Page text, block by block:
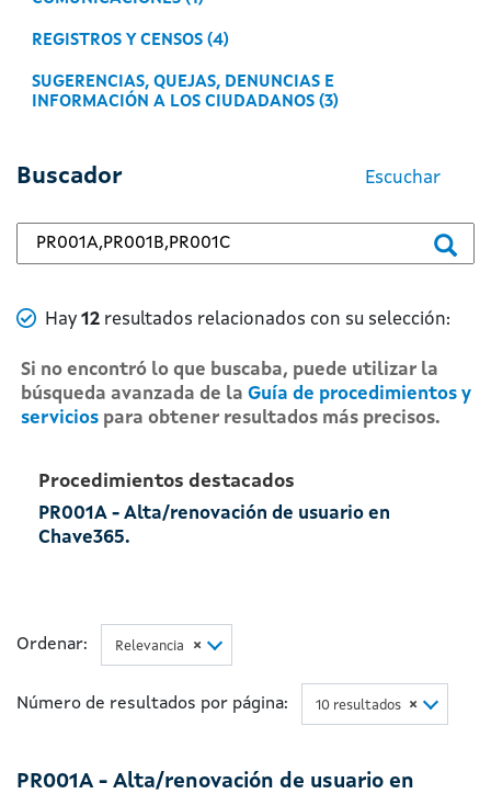
REGISTROS Y CENSOS (4)
SUGERENCIAS, QUEJAS, DENUNCIAS E
INFORMACIÓN A LOS CIUDADANOS (3)
Buscador Escuchar
Buscar... en el buscador principal
Numero de resultados
Hay 12 resultados relacionados con su selección:
Si no encontró lo que buscaba, puede utilizar la
búsqueda avanzada de la Guía de procedimientos y
servicios para obtener resultados más precisos.
Procedimientos destacados
PR001A - Alta/renovación de usuario en
Chave365.
Ordenar: ×
Relevancia
Número de resultados por página: ×
10 resultados
PR001A - Alta/renovación de usuario en